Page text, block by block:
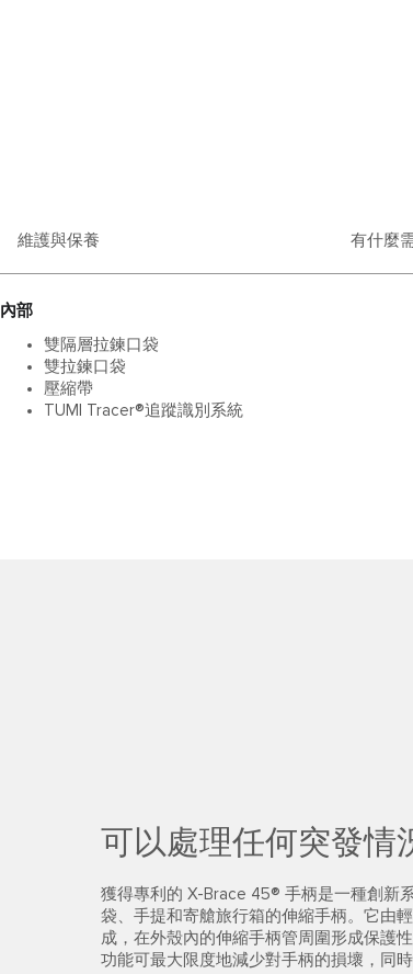
維護與保養 有什麼
內部
雙隔層拉鍊口袋
雙拉鍊口袋
壓縮帶
TUMI Tracer®追蹤識別系統
可以處理任何突發情
獲得專利的 X-Brace 45® 手柄是一種創新
袋、手提和寄艙旅行箱的伸縮手柄。它由
成，在外殼內的伸縮手柄管周圍形成保護
功能可最大限度地減少對手柄的損壞，同